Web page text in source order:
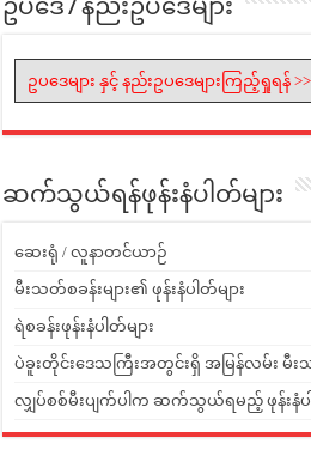
ဥပဒေ / နည်းဥပဒေများ
ဥပဒေများ နှင့် နည်းဥပဒေများကြည့်ရှုရန် >>
ဆက်သွယ်ရန်ဖုန်းနံပါတ်များ
ဆေးရုံ / လူနာတင်ယာဉ်
မီးသတ်စခန်းများ၏ ဖုန်းနံပါတ်များ
ရဲစခန်းဖုန်းနံပါတ်များ
ပဲခူးတိုင်းဒေသကြီးအတွင်းရှိ အမြန်လမ်း မီးသ
လျှပ်စစ်မီးပျက်ပါက ဆက်သွယ်ရမည့် ဖုန်းနံပါ